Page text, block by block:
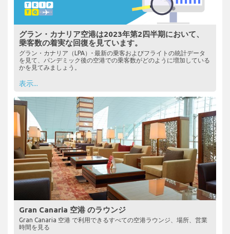
グラン・カナリア空港は2023年第2四半期において、
乗客数の着実な回復を見ています。
グラン・カナリア（LPA）- 最新の乗客およびフライトの統計データ
を見て、パンデミック後の空港での乗客数がどのように増加している
かを見てみましょう。
表示...
Gran Canaria 空港 のラウンジ
Gran Canaria 空港 で利用できるすべての空港ラウンジ、場所、営業
時間を見る